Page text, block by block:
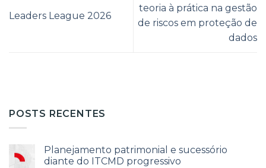
Leaders League 2026
teoria à prática na gestão
de riscos em proteção de
dados
POSTS RECENTES
Planejamento patrimonial e sucessório
diante do ITCMD progressivo